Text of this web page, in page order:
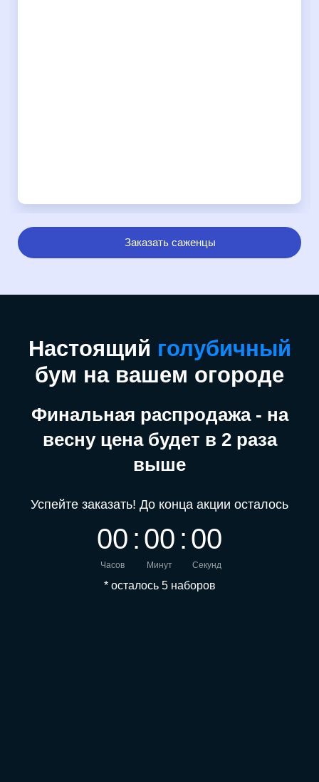
Заказать саженцы
Настоящий голубичный
бум на вашем огороде
Финальная распродажа - на
весну цена будет в 2 раза
выше
Успейте заказать! До конца акции осталось
00
Часов
: 00
Минут
: 00
Секунд
* осталось 5 наборов